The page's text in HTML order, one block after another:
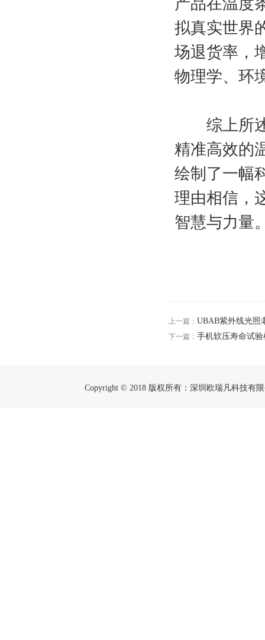
拟真实世界
场退货率，
物理学、环
综上所述
精准高效的
绘制了一幅
理由相信，
智慧与力量
上一篇： UBAB紫外线光照
下一篇： 手机软压寿命试
Copyright © 2018 版权所有：深圳欧瑞凡科技有